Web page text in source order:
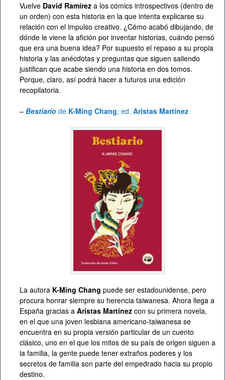
Vuelve David Ramírez a los cómics introspectivos (dentro de
un orden) con esta historia en la que intenta explicarse su
relación con el impulso creativo. ¿Cómo acabó dibujando, de
dónde le viene la afición por inventar historias, cuándo pensó
que era una buena idea? Por supuesto el repaso a su propia
historia y las anécdotas y preguntas que siguen saliendo
justifican que acabe siendo una historia en dos tomos.
Porque, claro, así podrá hacer a futuros una edición
recopilatoria.
– Bestiario de K-Ming Chang, ed. Aristas Martínez
La autora K-Ming Chang puede ser estadounidense, pero
procura honrar siempre su herencia taiwanesa. Ahora llega a
España gracias a Aristas Martínez con su primera novela,
en el que una joven lesbiana americano-taiwanesa se
encuentra en su propia versión particular de un cuento
clásico, uno en el que los mitos de su país de origen siguen a
la familia, la gente puede tener extraños poderes y los
secretos de familia son parte del empedrado hacia su propio
destino.